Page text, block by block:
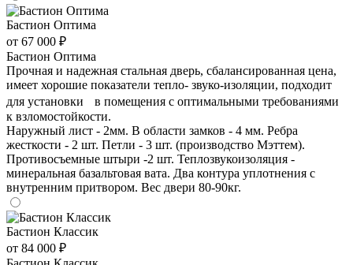
Бастион Оптима
от 67 000 ₽
Бастион Оптима
Прочная и надежная стальная дверь, сбалансированная цена,
имеет хорошие показатели тепло- звуко-изоляции, подходит
для установки в помещения с оптимальными требованиями
к взломостойкости.
Наружный лист - 2мм. В области замков - 4 мм. Ребра
жесткости - 2 шт. Петли - 3 шт. (производство Мэттем).
Противосъемные штыри -2 шт. Теплозвукоизоляция -
минеральная базальтовая вата. Два контура уплотнения с
внутренним притвором. Вес двери 80-90кг.
Бастион Классик
от 84 000 ₽